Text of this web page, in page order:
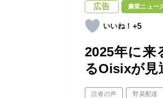
広告 農業ニュー
+5
2025年に
るOisixが見
読者の声 野菜配達